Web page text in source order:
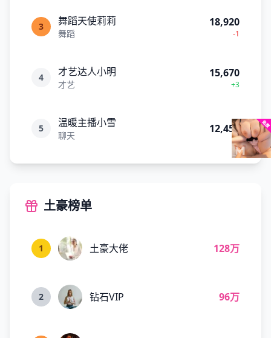
3 舞蹈天使莉莉
舞蹈
18,920
-1
4 才艺达人小明
才艺
15,670
+3
5 温暖主播小雪
聊天
12,450
土豪榜单
1 土豪大佬 128万
2 钻石VIP 96万